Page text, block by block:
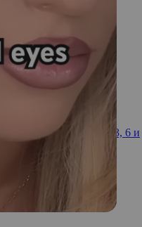
Елены Кулецкой
запас Омега-3, 6 и